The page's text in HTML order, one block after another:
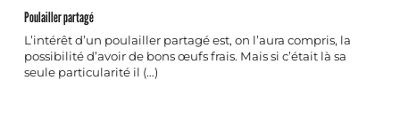
Poulailler partagé
L’intérêt d’un poulailler partagé est, on l’aura compris, la
possibilité d’avoir de bons œufs frais. Mais si c’était là sa
seule particularité il (…)